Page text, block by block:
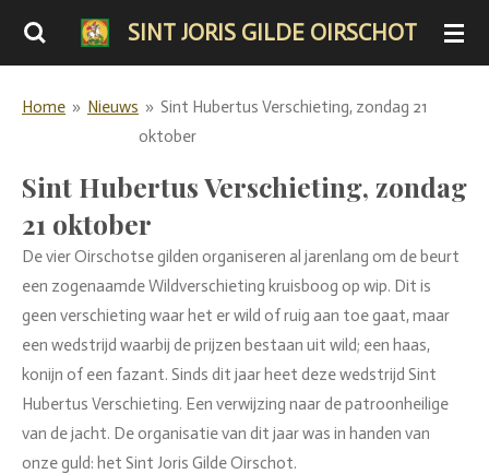
Ga
de
SINT JORIS GILDE OIRSCHOT
Home » Nieuws » Sint Hubertus Verschieting, zondag 21
oktober
Sint Hubertus Verschieting, zondag
21 oktober
De vier Oirschotse gilden organiseren al jarenlang om de beurt
een zogenaamde Wildverschieting kruisboog op wip. Dit is
geen verschieting waar het er wild of ruig aan toe gaat, maar
een wedstrijd waarbij de prijzen bestaan uit wild; een haas,
konijn of een fazant. Sinds dit jaar heet deze wedstrijd Sint
Hubertus Verschieting. Een verwijzing naar de patroonheilige
van de jacht. De organisatie van dit jaar was in handen van
onze guld: het Sint Joris Gilde Oirschot.